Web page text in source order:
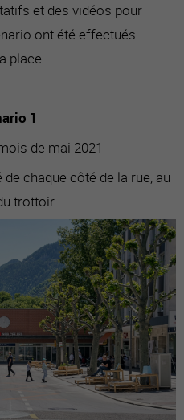
et des vidéos pour
ont été effectués
place.
1
de mai 2021
chaque côté de la rue, au
trottoir